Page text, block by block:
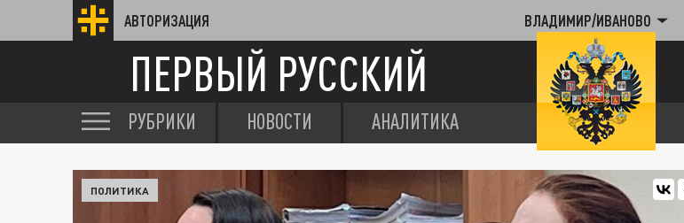
АВТОРИЗАЦИЯ ВЛАДИМИР/ИВАНОВО
ПЕРВЫЙ РУССКИЙ
РУБРИКИ НОВОСТИ АНАЛИТИКА
ПОЛИТИКА